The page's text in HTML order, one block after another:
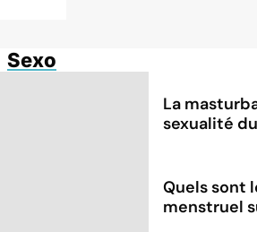
Sexo
La
sexualité
Quels sont
menstruel